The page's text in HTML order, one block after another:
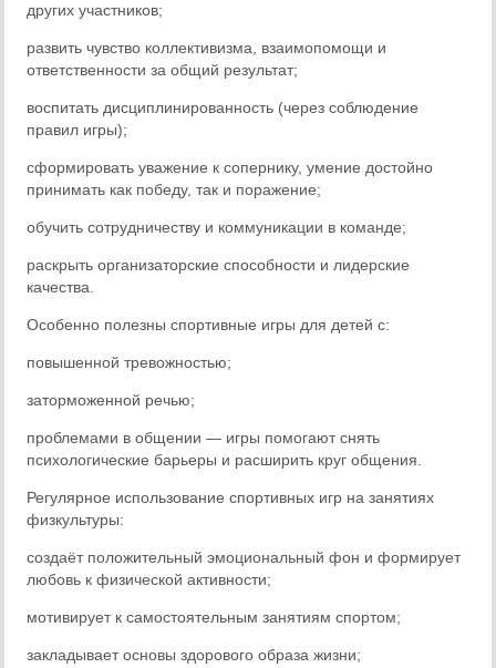
других участников;
развить чувство коллективизма, взаимопомощи и
ответственности за общий результат;
воспитать дисциплинированность (через соблюдение
правил игры);
сформировать уважение к сопернику, умение достойно
принимать как победу, так и поражение;
обучить сотрудничеству и коммуникации в команде;
раскрыть организаторские способности и лидерские
качества.
Особенно полезны спортивные игры для детей с:
повышенной тревожностью;
заторможенной речью;
проблемами в общении — игры помогают снять
психологические барьеры и расширить круг общения.
Регулярное использование спортивных игр на занятиях
физкультуры:
создаёт положительный эмоциональный фон и формирует
любовь к физической активности;
мотивирует к самостоятельным занятиям спортом;
закладывает основы здорового образа жизни;